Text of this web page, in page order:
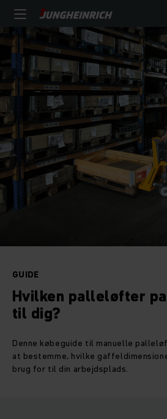
GUIDE
Hvilken palleløfter
til dig?
Denne købeguide til manuelle
at bestemme, hvilke
brug for til din arbejdsplads.